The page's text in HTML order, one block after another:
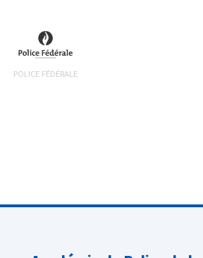
POLICE FÉDÉRALE